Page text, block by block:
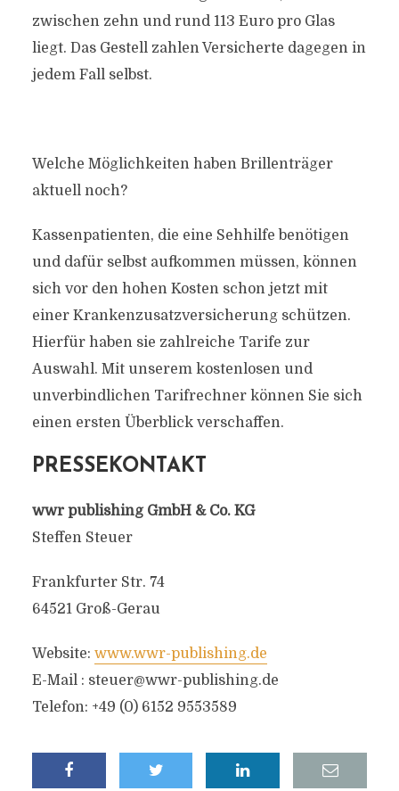
zwischen zehn und rund 113 Euro pro Glas
liegt. Das Gestell zahlen Versicherte dagegen in
jedem Fall selbst.
Welche Möglichkeiten haben Brillenträger
aktuell noch?
Kassenpatienten, die eine Sehhilfe benötigen
und dafür selbst aufkommen müssen, können
sich vor den hohen Kosten schon jetzt mit
einer Krankenzusatzversicherung schützen.
Hierfür haben sie zahlreiche Tarife zur
Auswahl. Mit unserem kostenlosen und
unverbindlichen Tarifrechner können Sie sich
einen ersten Überblick verschaffen.
PRESSEKONTAKT
wwr publishing GmbH & Co. KG
Steffen Steuer
Frankfurter Str. 74
64521 Groß-Gerau
Website: www.wwr-publishing.de
E-Mail : steuer@wwr-publishing.de
Telefon: +49 (0) 6152 9553589